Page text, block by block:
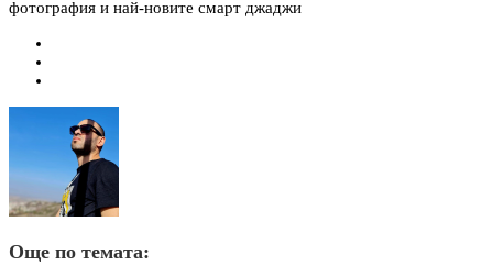
фотография и най-новите смарт джаджи
Още по темата: